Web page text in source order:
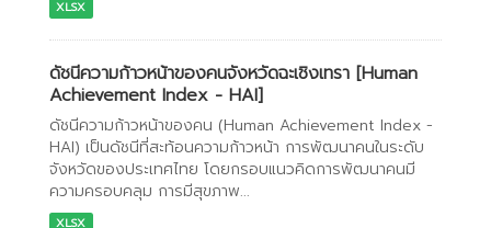
XLSX
ดัชนีความก้าวหน้าของคนจังหวัดฉะเชิงเทรา [Human
Achievement Index - HAI]
ดัชนีความก้าวหน้าของคน (Human Achievement Index -
HAI) เป็นดัชนีที่สะท้อนความก้าวหน้า การพัฒนาคนในระดับ
จังหวัดของประเทศไทย โดยกรอบแนวคิดการพัฒนาคนมี
ความครอบคลุม การมีสุขภาพ...
XLSX